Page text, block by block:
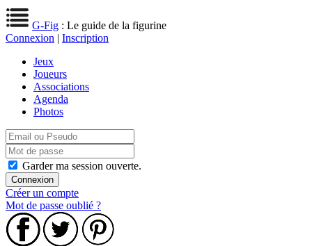
G-Fig : Le guide de la figurine
Connexion | Inscription
Jeux
Joueurs
Associations
Agenda
Photos
Garder ma session ouverte.
Créer un compte
Mot de passe oublié ?